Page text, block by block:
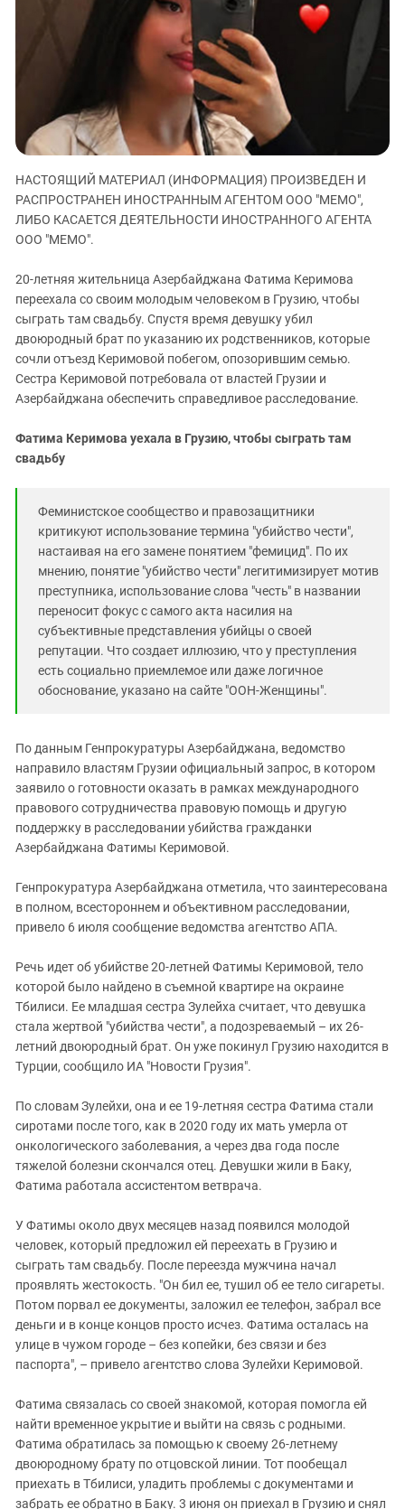
ЗАСТАВЛЯЕТ
КАВКАЗ ЗА ПАЛЕСТИНУ
ИНАКОМЫСЛИЕ В ЧЕЧНЕ
ПРЕСЛЕДОВАНИЕ АКТИВИСТОВ
МОБИЛИЗАЦИЯ И ПРОТЕСТЫ
Ингушетия
Кабардино-Балкария
Карачаево-Черкесия
Краснодарский край
Нагорный Карабах
Ростовская область
СКФО
Ставропольский край
Южная Осетия
Южный Кавказ
ЮФО
НАСТОЯЩИЙ МАТЕРИАЛ (ИНФОРМАЦИЯ) ПРОИЗВЕДЕН И
РАСПРОСТРАНЕН ИНОСТРАННЫМ АГЕНТОМ ООО "МЕМО",
ЛИБО КАСАЕТСЯ ДЕЯТЕЛЬНОСТИ ИНОСТРАННОГО АГЕНТА
ООО "МЕМО".
20-летняя жительница Азербайджана Фатима Керимова
переехала со своим молодым человеком в Грузию, чтобы
сыграть там свадьбу. Спустя время девушку убил
двоюродный брат по указанию их родственников, которые
сочли отъезд Керимовой побегом, опозорившим семью.
Сестра Керимовой потребовала от властей Грузии и
Азербайджана обеспечить справедливое расследование.
Фатима Керимова уехала в Грузию, чтобы сыграть там
свадьбу
Феминистское сообщество и правозащитники
критикуют использование термина "убийство чести",
настаивая на его замене понятием "фемицид". По их
мнению, понятие "убийство чести" легитимизирует мотив
преступника, использование слова "честь" в названии
переносит фокус с самого акта насилия на
субъективные представления убийцы о своей
репутации. Что создает иллюзию, что у преступления
есть социально приемлемое или даже логичное
обоснование, указано на сайте "ООН-Женщины".
По данным Генпрокуратуры Азербайджана, ведомство
направило властям Грузии официальный запрос, в котором
заявило о готовности оказать в рамках международного
правового сотрудничества правовую помощь и другую
поддержку в расследовании убийства гражданки
Азербайджана Фатимы Керимовой.
Генпрокуратура Азербайджана отметила, что заинтересована
в полном, всестороннем и объективном расследовании,
привело 6 июля сообщение ведомства агентство АПА.
Речь идет об убийстве 20-летней Фатимы Керимовой, тело
которой было найдено в съемной квартире на окраине
Тбилиси. Ее младшая сестра Зулейха считает, что девушка
стала жертвой "убийства чести", а подозреваемый – их 26-
летний двоюродный брат. Он уже покинул Грузию находится в
Турции, сообщило ИА "Новости Грузия".
По словам Зулейхи, она и ее 19-летняя сестра Фатима стали
сиротами после того, как в 2020 году их мать умерла от
онкологического заболевания, а через два года после
тяжелой болезни скончался отец. Девушки жили в Баку,
Фатима работала ассистентом ветврача.
У Фатимы около двух месяцев назад появился молодой
человек, который предложил ей переехать в Грузию и
сыграть там свадьбу. После переезда мужчина начал
проявлять жестокость. "Он бил ее, тушил об ее тело сигареты.
Потом порвал ее документы, заложил ее телефон, забрал все
деньги и в конце концов просто исчез. Фатима осталась на
улице в чужом городе – без копейки, без связи и без
паспорта", – привело агентство слова Зулейхи Керимовой.
Фатима связалась со своей знакомой, которая помогла ей
найти временное укрытие и выйти на связь с родными.
Фатима обратилась за помощью к своему 26-летнему
двоюродному брату по отцовской линии. Тот пообещал
приехать в Тбилиси, уладить проблемы с документами и
забрать ее обратно в Баку. 3 июня он приехал в Грузию и снял